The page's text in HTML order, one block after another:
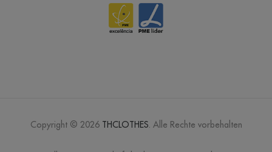
Copyright © 2026 THCLOTHES. Alle Rechte vorbehalten